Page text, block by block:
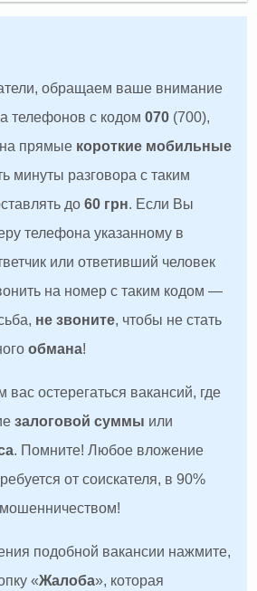
обращаем ваше внимание
телефонов с кодом070 (700),
прямые короткие мобильные
минуты разговора с таким
до60 грн. Если Вы
телефона указанному в
или ответивший человек
на номер с таким кодом —
не звоните, чтобы не стать
обмана!
вас остерегаться вакансий, где
залоговой суммы или
. Помните! Любое вложение
от соискателя, в 90%
подобной вакансии нажмите,
«Жалоба», которая